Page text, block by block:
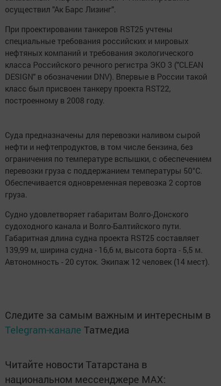
осуществил "Ак Барс Лизинг".
При проектировании танкеров RST25 учтены
специальные требования российских и мировых
нефтяных компаний и требования экологического
класса Российского речного регистра ЭКО 3 ("CLEAN
DESIGN" в обозначении DNV). Впервые в России такой
класс был присвоен танкеру проекта RST22,
построенному в 2008 году.
Суда предназначены для перевозки наливом сырой
нефти и нефтепродуктов, в том числе бензина, без
ограничения по температуре вспышки, с обеспечением
перевозки груза с поддержанием температуры 50°С.
Обеспечивается одновременная перевозка 2 сортов
груза.
Судно удовлетворяет габаритам Волго-Донского
судоходного канала и Волго-Балтийского пути.
Габаритная длина судна проекта RST25 составляет
139,99 м, ширина судна - 16,6 м, высота борта - 5,5 м.
Автономность - 20 суток. Экипаж 12 человек (14 мест).
Следите за самым важным и интересным в
Telegram-канале Татмедиа
Читайте новости Татарстана в
национальном мессенджере MАХ: